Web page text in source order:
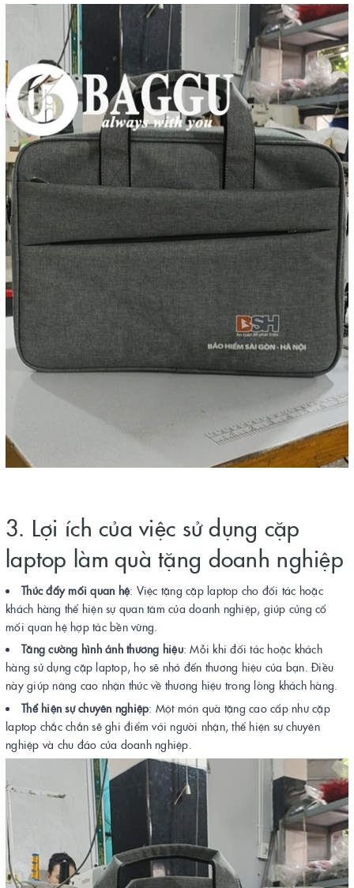
3. Lợi ích của việc sử dụng cặp
laptop làm quà tặng doanh nghiệp
Thúc đẩy mối quan hệ: Việc tặng cặp laptop cho đối tác hoặc
khách hàng thể hiện sự quan tâm của doanh nghiệp, giúp củng cố
mối quan hệ hợp tác bền vững.
Tăng cường hình ảnh thương hiệu: Mỗi khi đối tác hoặc khách
hàng sử dụng cặp laptop, họ sẽ nhớ đến thương hiệu của bạn. Điều
này giúp nâng cao nhận thức về thương hiệu trong lòng khách hàng.
Thể hiện sự chuyên nghiệp: Một món quà tặng cao cấp như cặp
laptop chắc chắn sẽ ghi điểm với người nhận, thể hiện sự chuyên
nghiệp và chu đáo của doanh nghiệp.